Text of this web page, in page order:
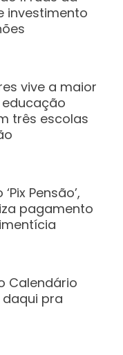
investimento
vive a maior
três escolas
Pensão’,
pagamento
Calendário
daqui pra